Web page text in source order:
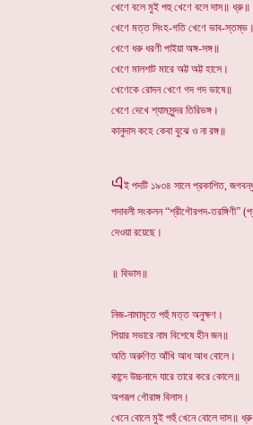
খেণে বলে মুই পহু খেণে বলে দাস॥ ধ্রু॥
খেণে মত্ত সিংহ-গতি খেণে ভাব-
খেণে ধরু ধরণী পাইয়া অঙ্গ-সঙ্গ॥
খেণে মালশাট মারে অট্ট অট্ট হাসে।
খেণেকে রোদন খেণে গদ গদ ভাষে॥
খেণে দেখে শ্যামসুন্দর তিরিভঙ্গ।
কানুদাস কহে কেবা বুঝে ও না রঙ্গ॥
এই পদটি ১৯৩৪ সালে প্রকাশিত,
পদাবলী সংকলন “শ্রীগৌরপদ-
দেওয়া রয়েছে।
॥ বিভাস॥
নিজ-নামামৃতে পহুঁ মত্ত অনুক্ষণ।
পিয়ার সভারে নাম বিশেষে হীন জন॥
অতি অরুণিত আঁখি আধ আধ বোলে।
কান্দে উচ্চনাদে যারে তারে করে কোলে॥
অপরূপ গৌরাঙ্গ বিলাস।
খেনে বোলে মুই পহুঁ খেনে বোলে দাস॥ ধ্রু